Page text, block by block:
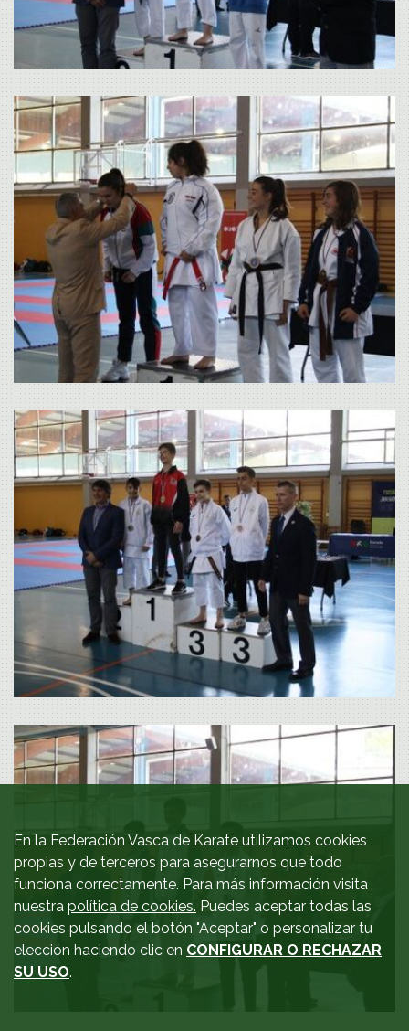
En la Federación Vasca de Karate utilizamos cookies
propias y de terceros para asegurarnos que todo
funciona correctamente. Para más información visita
nuestra política de cookies. Puedes aceptar todas las
cookies pulsando el botón "Aceptar" o personalizar tu
elección haciendo clic en CONFIGURAR O RECHAZAR
SU USO.